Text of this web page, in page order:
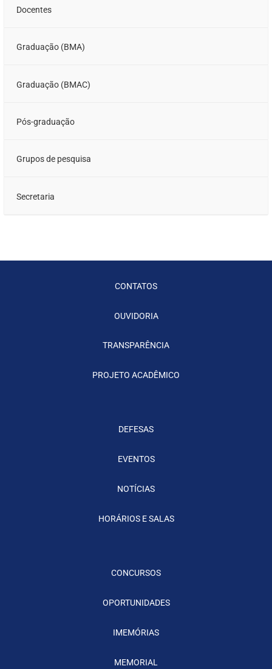
Docentes
Graduação (BMA)
Graduação (BMAC)
Pós-graduação
Grupos de pesquisa
Secretaria
CONTATOS
OUVIDORIA
TRANSPARÊNCIA
PROJETO ACADÊMICO
DEFESAS
EVENTOS
NOTÍCIAS
HORÁRIOS E SALAS
CONCURSOS
OPORTUNIDADES
IMEMÓRIAS
MEMORIAL